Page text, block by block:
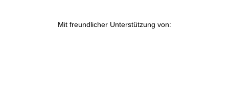
Mit freundlicher Unterstützung von: